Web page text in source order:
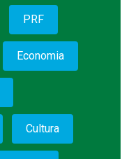
PRF
Economia
Cultura